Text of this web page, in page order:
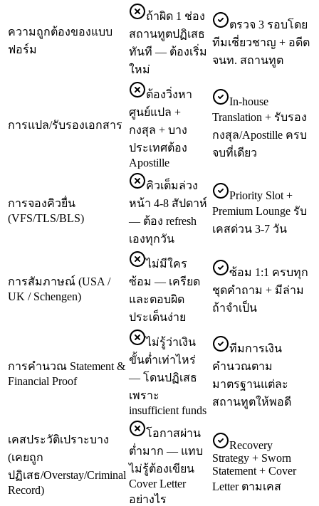
ความถูกต้องของแบบ
ฟอร์ม
ถ้าผิด 1 ช่อง
สถานทูตปฏิเสธ
ทันที — ต้องเริ่ม
ใหม่
ตรวจ 3 รอบโดย
ทีมเชี่ยวชาญ + อดีต
จนท. สถานทูต
การแปล/รับรองเอกสาร
ต้องวิ่งหา
ศูนย์แปล +
กงสุล + บาง
ประเทศต้อง
Apostille
In-house
Translation + รับรอง
กงสุล/Apostille ครบ
จบที่เดียว
การจองคิวยื่น
(VFS/TLS/BLS)
คิวเต็มล่วง
หน้า 4-8 สัปดาห์
— ต้อง refresh
เองทุกวัน
Priority Slot +
Premium Lounge รับ
เคสด่วน 3-7 วัน
การสัมภาษณ์ (USA /
UK / Schengen)
ไม่มีใคร
ซ้อม — เครียด
และตอบผิด
ประเด็นง่าย
ซ้อม 1:1 ครบทุก
ชุดคำถาม + มีล่าม
ถ้าจำเป็น
การคำนวณ Statement &
Financial Proof
ไม่รู้ว่าเงิน
ขั้นต่ำเท่าไหร่
— โดนปฏิเสธ
เพราะ
insufficient funds
ทีมการเงิน
คำนวณตาม
มาตรฐานแต่ละ
สถานทูตให้พอดี
เคสประวัติเปราะบาง
(เคยถูก
ปฏิเสธ/Overstay/Criminal
Record)
โอกาสผ่าน
ต่ำมาก — แทบ
ไม่รู้ต้องเขียน
Cover Letter
อย่างไร
Recovery
Strategy + Sworn
Statement + Cover
Letter ตามเคส